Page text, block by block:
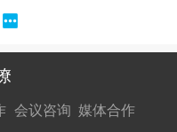
会议咨询 媒体合作
接开聊